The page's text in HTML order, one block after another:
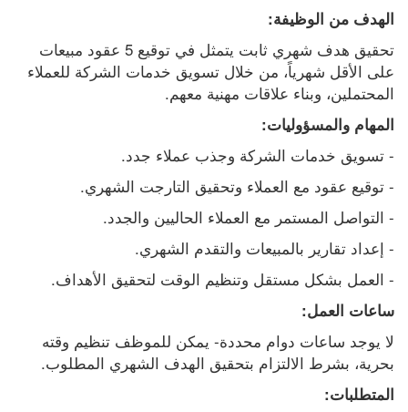
الهدف من الوظيفة:
المحتملين، وبناء علاقات مهنية معهم.
المهام والمسؤوليات:
- تسويق خدمات الشركة وجذب عملاء جدد.
- توقيع عقود مع العملاء وتحقيق التارجت الشهري.
- التواصل المستمر مع العملاء الحاليين والجدد.
- إعداد تقارير بالمبيعات والتقدم الشهري.
- العمل بشكل مستقل وتنظيم الوقت لتحقيق الأهداف.
ساعات العمل:
بحرية، بشرط الالتزام بتحقيق الهدف الشهري المطلوب.
المتطلبات: